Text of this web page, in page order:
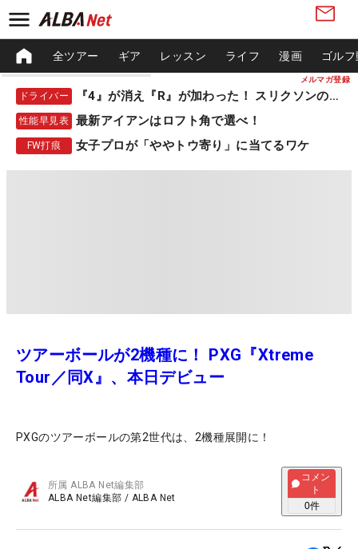
メルマガ登録
全ツアー ギア レッスン ライフ 漫画 ゴル
ドライバー 『4』が消え『R』が加わった！ スリクソンの新作
性能早見表 最新アイアンはロフト角で選べ！
FW打痕 女子プロが「ややトウ寄り」に当てるワケ
ツアーボールが2機種に！ PXG『Xtreme
Tour／同X』、本日デビュー
PXGのツアーボールの第2世代は、2機種展開に！
所属ALBA Net編集部
ALBA Net編集部 / ALBA Net
コメン
ト
0件